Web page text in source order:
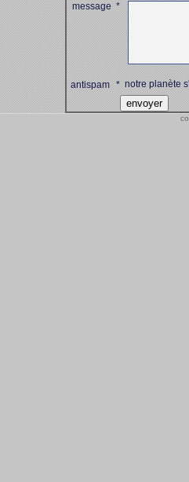
message*
antispam *notre planète